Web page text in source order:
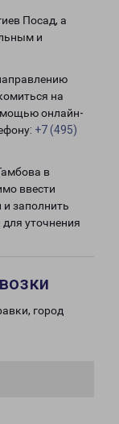
Посад, а
и
на
онлайн-
+7 (495)
в
ввести
и заполнить
уточнения
город